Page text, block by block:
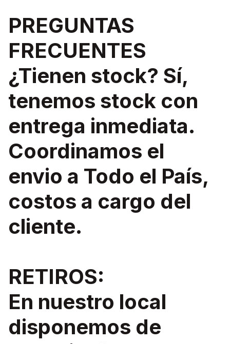
PREGUNTAS
FRECUENTES
¿Tienen stock? Sí,
tenemos stock con
entrega inmediata.
Coordinamos el
envio a Todo el País,
costos a cargo del
cliente.
RETIROS:
En nuestro local
disponemos de